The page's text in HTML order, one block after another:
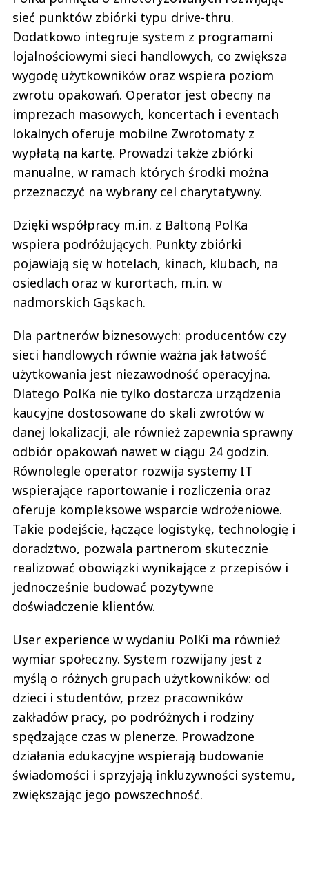
sieć punktów zbiórki typu drive-thru.
Dodatkowo integruje system z programami
lojalnościowymi sieci handlowych, co zwiększa
wygodę użytkowników oraz wspiera poziom
zwrotu opakowań. Operator jest obecny na
imprezach masowych, koncertach i eventach
lokalnych oferuje mobilne Zwrotomaty z
wypłatą na kartę. Prowadzi także zbiórki
manualne, w ramach których środki można
przeznaczyć na wybrany cel charytatywny.
Dzięki współpracy m.in. z Baltoną PolKa
wspiera podróżujących. Punkty zbiórki
pojawiają się w hotelach, kinach, klubach, na
osiedlach oraz w kurortach, m.in. w
nadmorskich Gąskach.
Dla partnerów biznesowych: producentów czy
sieci handlowych równie ważna jak łatwość
użytkowania jest niezawodność operacyjna.
Dlatego PolKa nie tylko dostarcza urządzenia
kaucyjne dostosowane do skali zwrotów w
danej lokalizacji, ale również zapewnia sprawny
odbiór opakowań nawet w ciągu 24 godzin.
Równolegle operator rozwija systemy IT
wspierające raportowanie i rozliczenia oraz
oferuje kompleksowe wsparcie wdrożeniowe.
Takie podejście, łączące logistykę, technologię i
doradztwo, pozwala partnerom skutecznie
realizować obowiązki wynikające z przepisów i
jednocześnie budować pozytywne
doświadczenie klientów.
User experience w wydaniu PolKi ma również
wymiar społeczny. System rozwijany jest z
myślą o różnych grupach użytkowników: od
dzieci i studentów, przez pracowników
zakładów pracy, po podróżnych i rodziny
spędzające czas w plenerze. Prowadzone
działania edukacyjne wspierają budowanie
świadomości i sprzyjają inkluzywności systemu,
zwiększając jego powszechność.